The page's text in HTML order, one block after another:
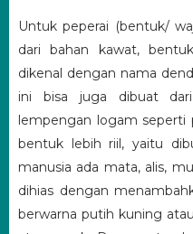
Untuk peperai (bentuk/
dari bahan kawat,
dikenal dengan nama
ini bisa juga dibuat
lempengan logam seperti
bentuk lebih riil, yaitu
manusia ada mata, alis,
dihias dengan
berwarna putih kuning